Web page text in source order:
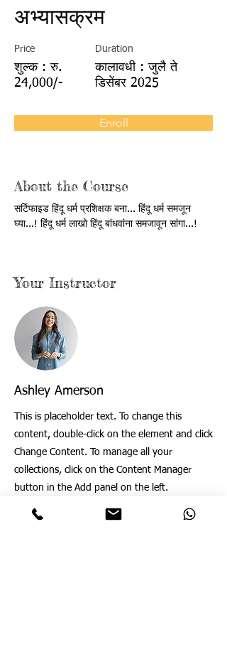
अभ्यासक्रम
Price
शुल्क : रु.
24,000/-
Duration
कालावधी : जुलै ते
डिसेंबर 2025
Enroll
About the Course
सर्टिफाइड हिंदू धर्म प्रशिक्षक बना... हिंदू धर्म समजून
घ्या...! हिंदू धर्म लाखो हिंदू बांधवांना समजावून सांगा...!
Your Instructor
Ashley Amerson
This is placeholder text. To change this
content, double-click on the element and click
Change Content. To manage all your
collections, click on the Content Manager
button in the Add panel on the left.